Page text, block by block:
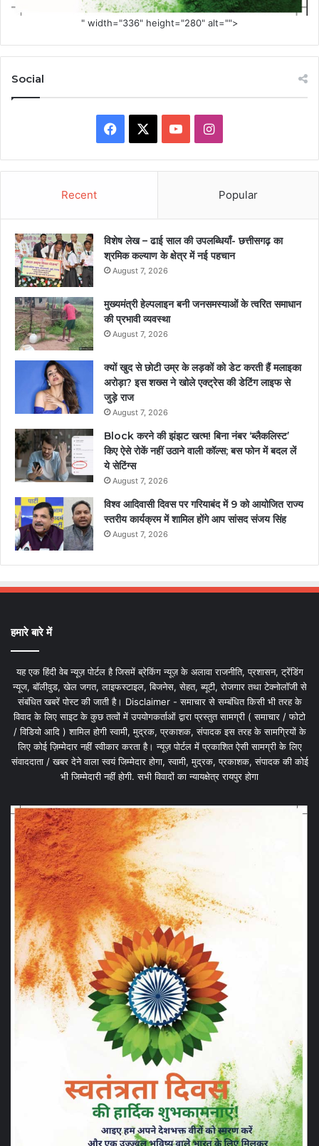
" width="336" height="280" alt="">
Social
Facebook YouTubeInstagram
Recent Popular
विशेष लेख – ढाई साल की उपलब्धियाँ- छत्तीसगढ़ का
श्रमिक कल्याण के क्षेत्र में नई पहचान
August 7, 2026
मुख्यमंत्री हेल्पलाइन बनी जनसमस्याओं के त्वरित समाधान
की प्रभावी व्यवस्था
August 7, 2026
क्यों खुद से छोटी उम्र के लड़कों को डेट करती हैं मलाइका
अरोड़ा? इस शख्स ने खोले एक्ट्रेस की डेटिंग लाइफ से
जुड़े राज
August 7, 2026
Block करने की झंझट खत्म! बिना नंबर ‘ब्लैकलिस्ट’
किए ऐसे रोकें नहीं उठाने वाली कॉल्स; बस फोन में बदल लें
ये सेटिंग्स
August 7, 2026
विश्व आदिवासी दिवस पर गरियाबंद में 9 को आयोजित राज्य
स्तरीय कार्यक्रम में शामिल होंगे आप सांसद संजय सिंह
August 7, 2026
हमारे बारे में
यह एक हिंदी वेब न्यूज़ पोर्टल है जिसमें ब्रेकिंग न्यूज़ के अलावा राजनीति, प्रशासन, ट्रेंडिंग
न्यूज, बॉलीवुड, खेल जगत, लाइफस्टाइल, बिजनेस, सेहत, ब्यूटी, रोजगार तथा टेक्नोलॉजी से
संबंधित खबरें पोस्ट की जाती है। Disclaimer - समाचार से सम्बंधित किसी भी तरह के
विवाद के लिए साइट के कुछ तत्वों में उपयोगकर्ताओं द्वारा प्रस्तुत सामग्री ( समाचार / फोटो
/ विडियो आदि ) शामिल होगी स्वामी, मुद्रक, प्रकाशक, संपादक इस तरह के सामग्रियों के
लिए कोई ज़िम्मेदार नहीं स्वीकार करता है। न्यूज़ पोर्टल में प्रकाशित ऐसी सामग्री के लिए
संवाददाता / खबर देने वाला स्वयं जिम्मेदार होगा, स्वामी, मुद्रक, प्रकाशक, संपादक की कोई
भी जिम्मेदारी नहीं होगी. सभी विवादों का न्यायक्षेत्र रायपुर होगा